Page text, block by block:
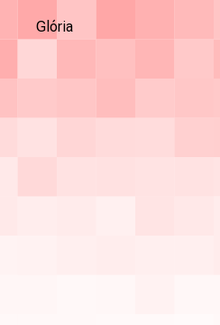
Glória